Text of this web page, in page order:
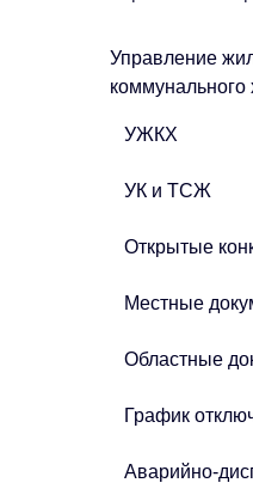
Управление
коммунального
УЖКХ
УК и ТСЖ
Открытые
Местные
Областные
График
Аварийно-